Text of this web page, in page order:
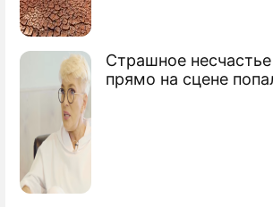
Страшное
прямо на сцене
Сюжеты
Театр